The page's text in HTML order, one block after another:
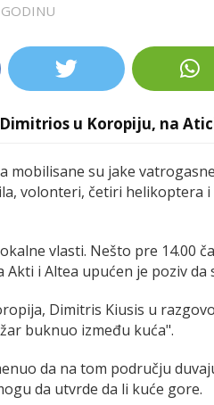
u Koropiju, na
mobilisane su jake
volonteri, četiri helikoptera i
vlasti. Nešto pre 14.00
Akti i Altea upućen je poziv
Dimitris Kiusis u
buknuo između kuća".
da na tom području
da utvrde da li kuće gore.